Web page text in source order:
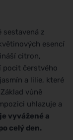
sestavená z
esencí
citron,
pocit čerstvého
a lilie, které
vůně
uhlazuje a
vyvážené a
celý den.